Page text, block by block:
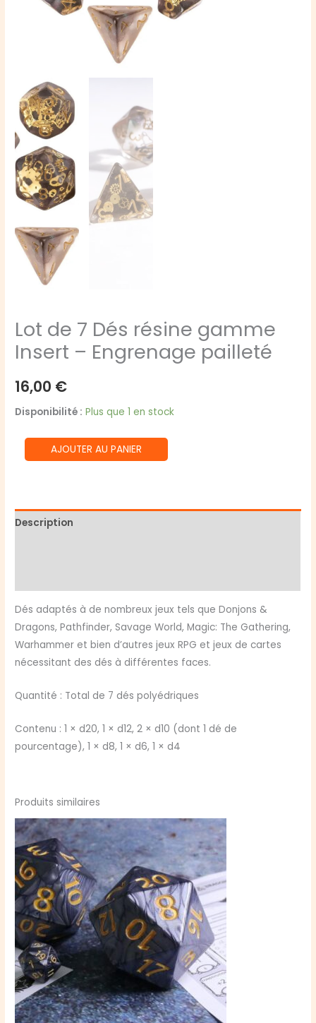
Lot de 7 Dés résine gamme
Insert – Engrenage pailleté
16,00 €
Disponibilité : Plus que 1 en stock
quantité
de
7
-
Engrenage
pailleté
AJOUTER AU PANIER
Description
Dés adaptés à de nombreux jeux tels que Donjons &
Dragons, Pathfinder, Savage World, Magic: The Gathering,
Warhammer et bien d’autres jeux RPG et jeux de cartes
nécessitant des dés à différentes faces.
Quantité : Total de 7 dés polyédriques
Contenu : 1 × d20, 1 × d12, 2 × d10 (dont 1 dé de
pourcentage), 1 × d8, 1 × d6, 1 × d4
Produits similaires